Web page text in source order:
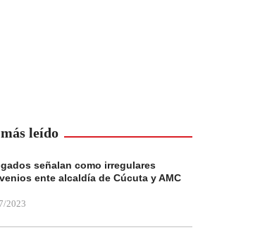
leído
señalan como irregulares
ente alcaldía de Cúcuta y AMC
2023